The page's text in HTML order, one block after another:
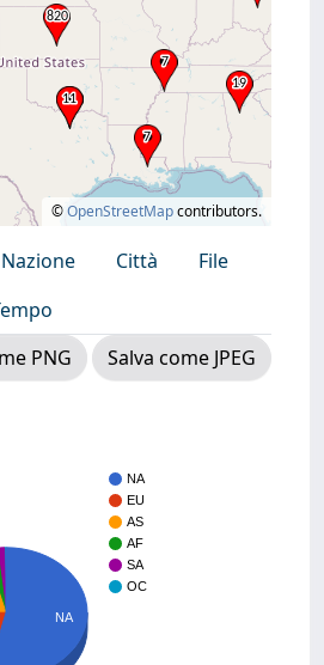
©OpenStreetMapcontributors.
Nazione Città
File
PNG
Salva come JPEG
NA
EU
AS
AF
SA
OC
NA